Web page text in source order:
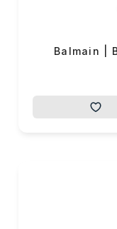
Balmain |